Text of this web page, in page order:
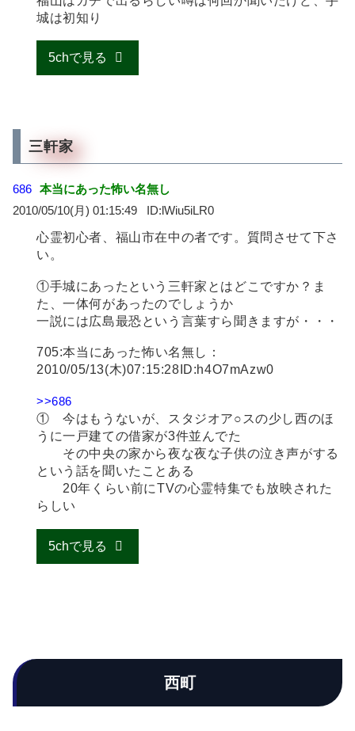
城は初知り
5chで見る
三軒家
686 本当にあった怖い名無し
2010/05/10(月) 01:15:49
lWiu5iLR0
心霊初心者、福山市在中の者です。質問させて下さ
い。
①手城にあったという三軒家とはどこですか？ま
た、一体何があったのでしょうか
一説には広島最恐という言葉すら聞きますが・・・
705:本当にあった怖い名無し：
2010/05/13(木)07:15:28ID:h4O7mAzw0
>>686
① 今はもうないが、スタジオア○スの少し西のほ
うに一戸建ての借家が3件並んでた
その中央の家から夜な夜な子供の泣き声がする
という話を聞いたことある
20年くらい前にTVの心霊特集でも放映された
らしい
5chで見る
西町